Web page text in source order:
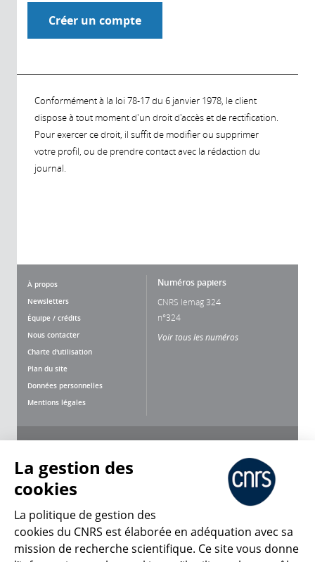
Conformément à la loi 78-17 du 6 janvier 1978, le client
dispose à tout moment d'un droit d'accès et de rectification.
Pour exercer ce droit, il suffit de modifier ou supprimer
votre profil, ou de prendre contact avec la rédaction du
journal.
À propos
Newsletters
Équipe / crédits
Nous contacter
Charte d'utilisation
Plan du site
Données personnelles
Mentions légales
Numéros papiers
CNRS lemag 324
n°324
Voir tous les numéros
CNRS Le Mag
La gestion des
cookies
La politique de gestion des
cookies du CNRS est élaborée en adéquation avec sa
mission de recherche scientifique. Ce site vous donne